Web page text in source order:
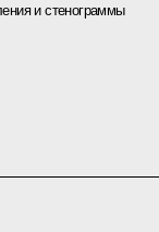
и стенограммы